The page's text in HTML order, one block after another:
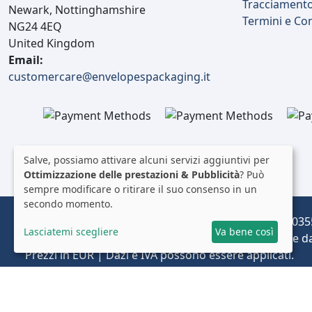
170 X 175 Mm
172 X 116 Mm
175 X 110 Mm 1
175 X 129 Mm
183 X 95 Mm 1
185 X 138 Mm
185 X 185 Mm
190 X 60 Mm
190 X 123 Mm
Newark, Nottinghamshire
NG24 4EQ
United Kingdom
Email:
customercare@envelopespackaging.it
Termini e
Envelopes Ltd (Registered in the UK, Company No:
Operante come envelopespackaging.it | Spedizione
Prezzi in EUR | Dazi e IVA possono essere applicati.
© 2025 All rights reserved.Note Legali
Salve, possiamo attivare alcuni servizi aggiuntivi per
Ottimizzazione delle prestazioni & Pubblicità? Può
sempre modificare o ritirare il suo consenso in un
secondo momento.
Lasciatemi scegliere Va bene così